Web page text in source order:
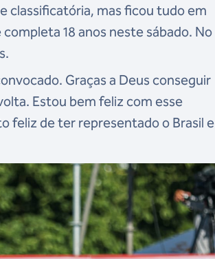
classificatória, mas ficou tudo em
18 anos neste sábado. No
Graças a Deus conseguir
Estou bem feliz com esse
feliz de ter representado o Brasil e